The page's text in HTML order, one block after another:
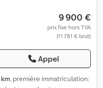
9 900 €
prix fixe hors TVA
(11 781 € brut)
Appel
km, première immatriculation: